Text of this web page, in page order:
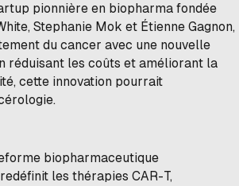
pionnière en biopharma fondée
Stephanie Mok et Étienne Gagnon,
du cancer avec une nouvelle
réduisant les coûts et améliorant la
cette innovation pourrait
biopharmaceutique
les thérapies CAR-T,